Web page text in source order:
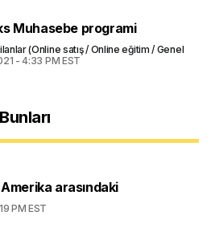
Muhasebe programi
(Online satış / Online eğitim / Genel
- 4:33 PM EST
arasındaki
PM EST